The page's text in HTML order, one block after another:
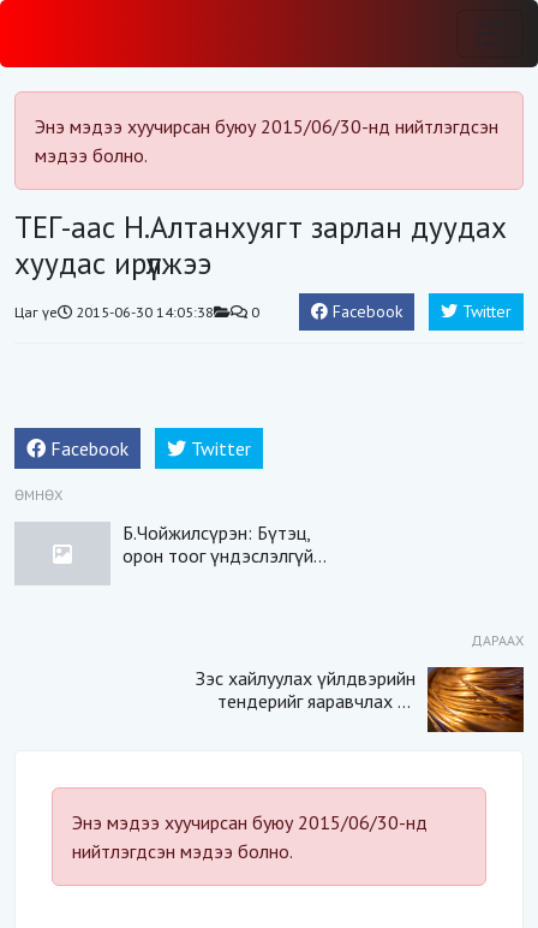
Энэ мэдээ хуучирсан буюу 2015/06/30-нд нийтлэгдсэн
мэдээ болно.
ТЕГ-аас Н.Алтанхуягт зарлан дуудах
хуудас ирүүлжээ
Цаг үе 2015-06-30 14:05:38 0 Facebook Twitter
Facebook Twitter
ӨМНӨХ
Б.Чойжилсүрэн: Бүтэц,
орон тоог үндэслэлгүй
ДАРААХ
Зэс хайлуулах үйлдвэрийн
тендерийг яаравчлах нь
Энэ мэдээ хуучирсан буюу 2015/06/30-нд
нийтлэгдсэн мэдээ болно.